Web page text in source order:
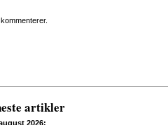
artikler
2026: